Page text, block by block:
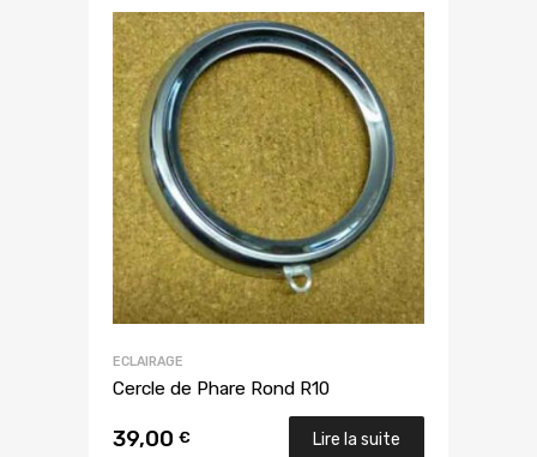
ECLAIRAGE
Cercle de Phare Rond R10
39,00 € Lire la suite